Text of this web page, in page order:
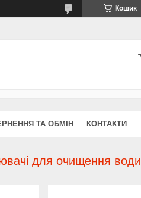
Кошик
ТА ОБМІН КОНТАКТИ
для очищення води